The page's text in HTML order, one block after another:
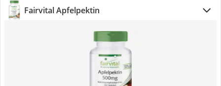
Fairvital Apfelpektin